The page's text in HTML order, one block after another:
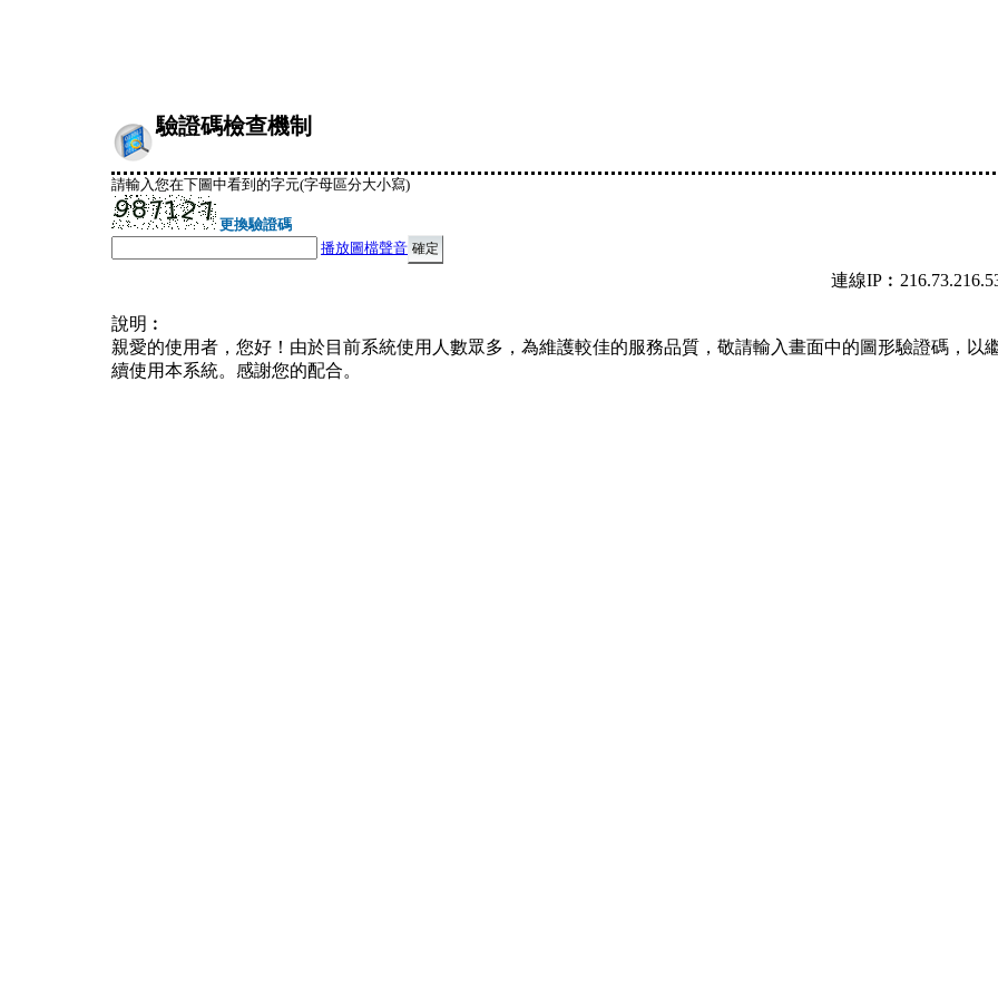
驗證碼檢查機制
請輸入您在下圖中看到的字元(字母區分大小寫)
更換驗證碼
播放圖檔聲音
連線
說明︰
親愛的使用者，您好！由於目前系統使用人數眾多，為維護較佳的服務品質，敬請輸入畫面中的圖形驗證碼，以
續使用本系統。感謝您的配合。